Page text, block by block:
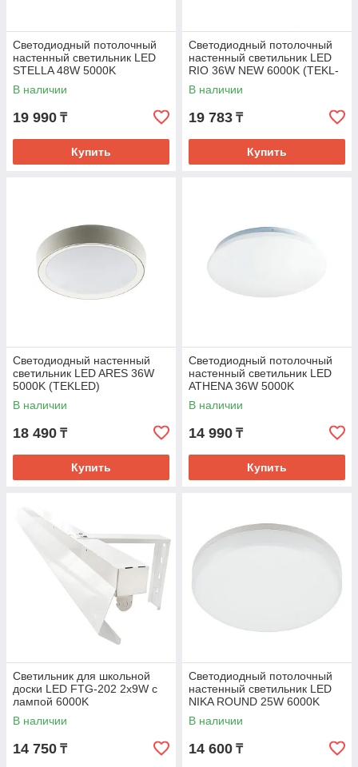
Светодиодный потолочный
настенный светильник LED
STELLA 48W 5000K
(TEKLED)
В наличии
19 990 ₸
Купить
Светодиодный потолочный
настенный светильник LED
RIO 36W NEW 6000K (TEKL-
KZ)
В наличии
19 783 ₸
Купить
Светодиодный настенный
светильник LED ARES 36W
5000K (TEKLED)
В наличии
18 490 ₸
Купить
Светодиодный потолочный
настенный светильник LED
ATHENA 36W 5000K
(TEKLED)
В наличии
14 990 ₸
Купить
Светильник для школьной
доски LED FTG-202 2х9W с
лампой 6000K
В наличии
14 750 ₸
Светодиодный потолочный
настенный светильник LED
NIKA ROUND 25W 6000K
IP44 (TEKLED)
В наличии
14 600 ₸